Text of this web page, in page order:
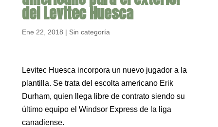
del Levitec Huesca
Ene 22, 2018 | Sin categoría
Levitec Huesca incorpora un nuevo jugador a la
plantilla. Se trata del escolta americano Erik
Durham, quien llega libre de contrato siendo su
último equipo el Windsor Express de la liga
canadiense.